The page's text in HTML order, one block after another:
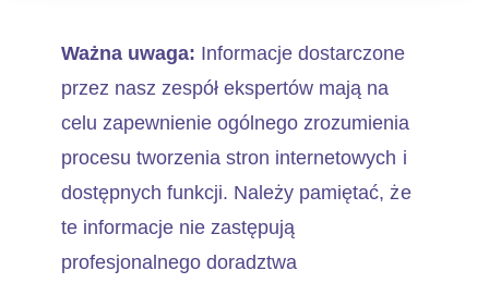
Ważna uwaga: Informacje dostarczone
przez nasz zespół ekspertów mają na
celu zapewnienie ogólnego zrozumienia
procesu tworzenia stron internetowych i
dostępnych funkcji. Należy pamiętać, że
te informacje nie zastępują
profesjonalnego doradztwa